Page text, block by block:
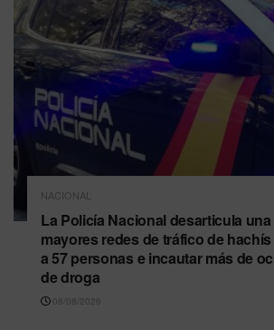
NACIONAL
La Policía Nacional desarticula
mayores redes de tráfico de
a 57 personas e incautar más de
de droga
08/08/2026